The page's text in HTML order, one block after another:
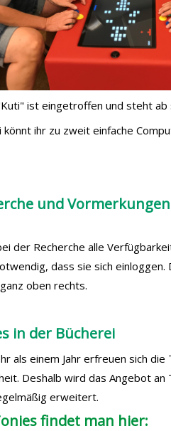
ist eingetroffen und steht
könnt ihr zu zweit einfache
und Vormerkungen
der Recherche alle
dass sie sich
oben rechts.
in der Bücherei
als einem Jahr erfreuen sich
Deshalb wird das Angebot an
erweitert.
findet man hier: